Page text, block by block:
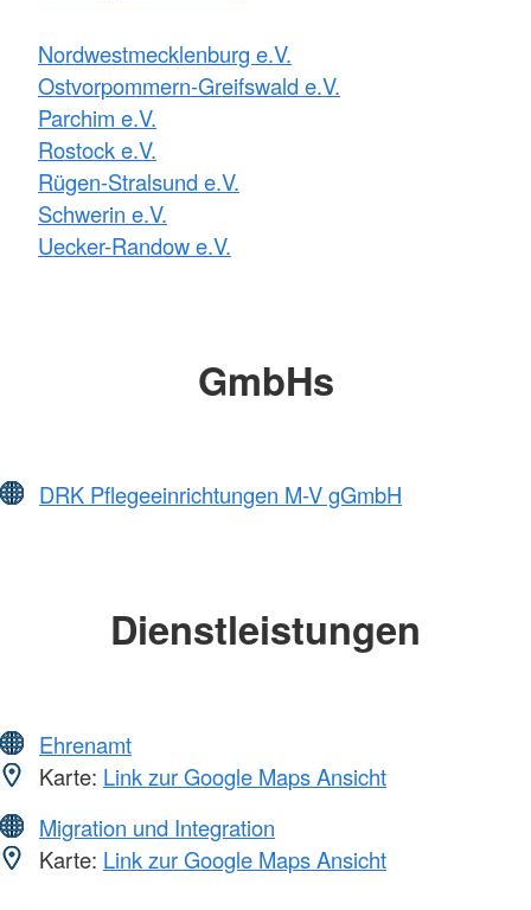
Nordwestmecklenburg e.V.
Ostvorpommern-Greifswald e.V.
Parchim e.V.
Rostock e.V.
Rügen-Stralsund e.V.
Schwerin e.V.
Uecker-Randow e.V.
GmbHs
DRK Pflegeeinrichtungen M-V gGmbH
Dienstleistungen
Ehrenamt
Karte: Link zur Google Maps Ansicht
Migration und Integration
Karte: Link zur Google Maps Ansicht